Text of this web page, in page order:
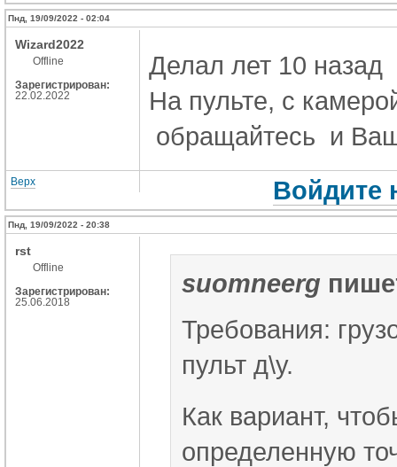
Пнд, 19/09/2022 - 02:04
Wizard2022
Offline
Зарегистрирован:
22.02.2022
Делал лет 10
На пульте, с
обращайтесь и
Верх Войдите
Пнд, 19/09/2022 - 20:38
rst
Offline
Зарегистрирован:
25.06.2018
suomneerg
Требования:
пульт д\у.
Как вариант,
определенную